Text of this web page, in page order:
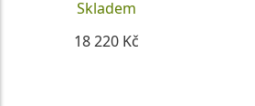
Skladem
18 220 Kč